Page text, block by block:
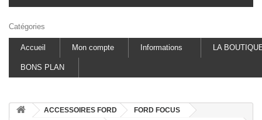
Catégories
Accueil Mon compte Informations LA
BONS PLAN
ACCESSOIRES FORD
FORD FOCUS